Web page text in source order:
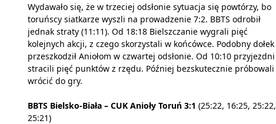
Wydawało się, że w trzeciej odsłonie sytuacja się powtórzy, bo
toruńscy siatkarze wyszli na prowadzenie 7:2. BBTS odrobił
jednak straty (11:11). Od 18:18 Bielszczanie wygrali pięć
kolejnych akcji, z czego skorzystali w końcówce. Podobny dołek
przeszkodził Aniołom w czwartej odsłonie. Od 10:10 przyjezdni
stracili pięć punktów z rzędu. Później bezskutecznie próbowali
wrócić do gry.
BBTS Bielsko-Biała – CUK Anioły Toruń 3:1 (25:22, 16:25, 25:22,
25:21)